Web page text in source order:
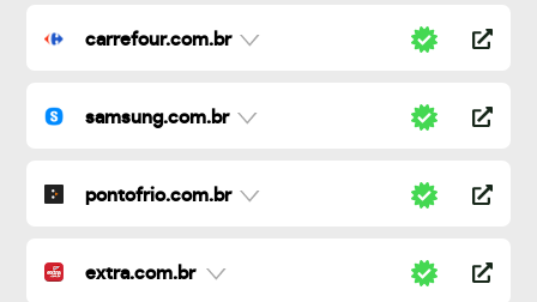
carrefour.com.br
samsung.com.br
pontofrio.com.br
extra.com.br